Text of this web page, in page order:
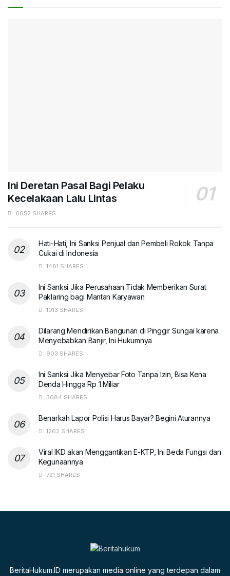
Ini Deretan Pasal Bagi Pelaku
Kecelakaan Lalu Lintas
6052 SHARES
Hati-Hati, Ini Sanksi Penjual dan Pembeli Rokok Tanpa
Cukai di Indonesia
1481 SHARES
Ini Sanksi Jika Perusahaan Tidak Memberikan Surat
Paklaring bagi Mantan Karyawan
1013 SHARES
Dilarang Mendirikan Bangunan di Pinggir Sungai karena
Menyebabkan Banjir, Ini Hukumnya
903 SHARES
Ini Sanksi Jika Menyebar Foto Tanpa Izin, Bisa Kena
Denda Hingga Rp 1 Miliar
3684 SHARES
Benarkah Lapor Polisi Harus Bayar? Begini Aturannya
1262 SHARES
Viral IKD akan Menggantikan E-KTP, Ini Beda Fungsi dan
Kegunaannya
721 SHARES
BeritaHukum.ID merupakan media online yang terdepan dalam